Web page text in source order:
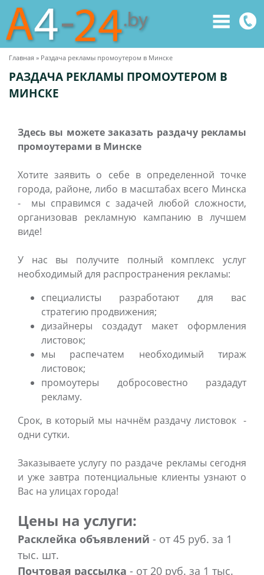
здесь
Главная » Раздача рекламы промоутером в Минске
РАЗДАЧА РЕКЛАМЫ ПРОМОУТЕРОМ В
МИНСКЕ
Здесь вы можете заказать раздачу рекламы
промоутерами в Минске
Хотите заявить о себе в определенной точке
города, районе, либо в масштабах всего Минска
- мы справимся с задачей любой сложности,
организовав рекламную кампанию в лучшем
виде!
У нас вы получите полный комплекс услуг
необходимый для распространения рекламы:
специалисты разработают для вас
стратегию продвижения;
дизайнеры создадут макет оформления
листовок;
мы распечатем необходимый тираж
листовок;
промоутеры добросовестно раздадут
рекламу.
Срок, в который мы начнём раздачу листовок -
одни сутки.
Заказываете услугу по раздаче рекламы сегодня
и уже завтра потенциальные клиенты узнают о
Вас на улицах города!
Цены на услуги:
Расклейка объявлений - от 45 руб. за 1
тыс. шт.
Почтовая рассылка - от 20 руб. за 1 тыс.